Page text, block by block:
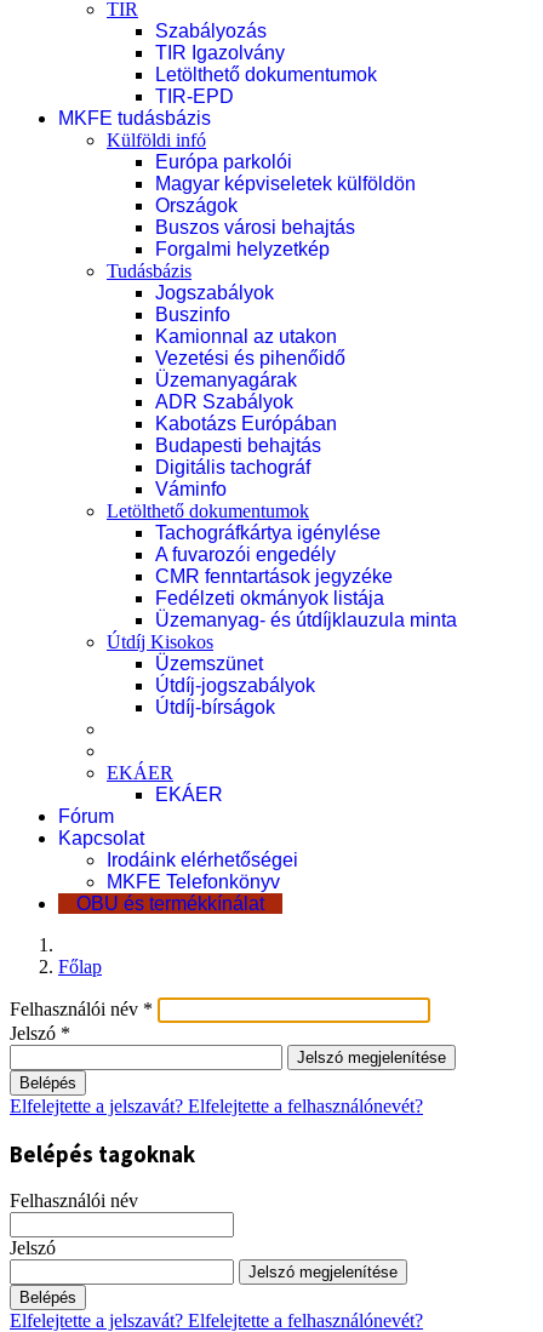
TIR
Szabályozás
TIR Igazolvány
Letölthető dokumentumok
TIR-EPD
MKFE tudásbázis
Külföldi infó
Európa parkolói
Magyar képviseletek külföldön
Országok
Buszos városi behajtás
Forgalmi helyzetkép
Tudásbázis
Jogszabályok
Buszinfo
Kamionnal az utakon
Vezetési és pihenőidő
Üzemanyagárak
ADR Szabályok
Kabotázs Európában
Budapesti behajtás
Digitális tachográf
Váminfo
Letölthető dokumentumok
Tachográfkártya igénylése
A fuvarozói engedély
CMR fenntartások jegyzéke
Fedélzeti okmányok listája
Üzemanyag- és útdíjklauzula minta
Útdíj Kisokos
Üzemszünet
Útdíj-jogszabályok
Útdíj-bírságok
EKÁER
EKÁER
Fórum
Kapcsolat
Irodáink elérhetőségei
MKFE Telefonkönyv
OBU és termékkínálat
Főlap
Felhasználói név *
Jelszó *
Jelszó megjelenítése
Belépés
Elfelejtette a jelszavát? Elfelejtette a felhasználónevét?
Belépés tagoknak
Felhasználói név
Jelszó
Jelszó megjelenítése
Belépés
Elfelejtette a jelszavát? Elfelejtette a felhasználónevét?